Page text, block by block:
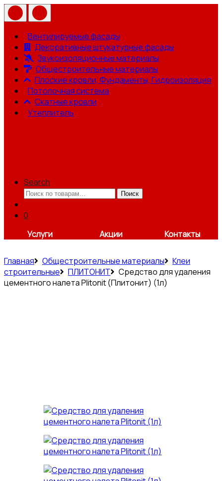
Вентилируемые фасады
Декоративные штукатурные фасады
Звукоизоляционные материалы
Общестроительные материалы
Плоские кровли, Фундаменты, Гидроизоляция
Потолочная система
Скатные кровли
Утеплитель
Search
Искать:
Поиск
0
Услуги
Акции Контакты
Главная Общестроительные материалы
Клеи
строительные
ПЛИТОНИТ
Средство для удаления
цементного налета Plitonit (Плитонит) (1л)